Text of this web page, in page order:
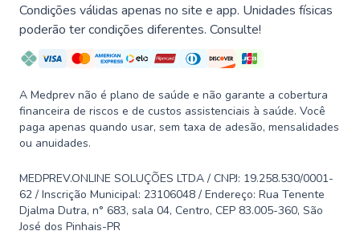
Condições válidas apenas no site e app. Unidades físicas
poderão ter condições diferentes. Consulte!
A Medprev não é plano de saúde e não garante a cobertura
financeira de riscos e de custos assistenciais à saúde. Você
paga apenas quando usar, sem taxa de adesão, mensalidades
ou anuidades.
MEDPREV.ONLINE SOLUÇÕES LTDA / CNPJ: 19.258.530/0001-
62 / Inscrição Municipal: 23106048 / Endereço: Rua Tenente
Djalma Dutra, n° 683, sala 04, Centro, CEP 83.005-360, São
José dos Pinhais-PR